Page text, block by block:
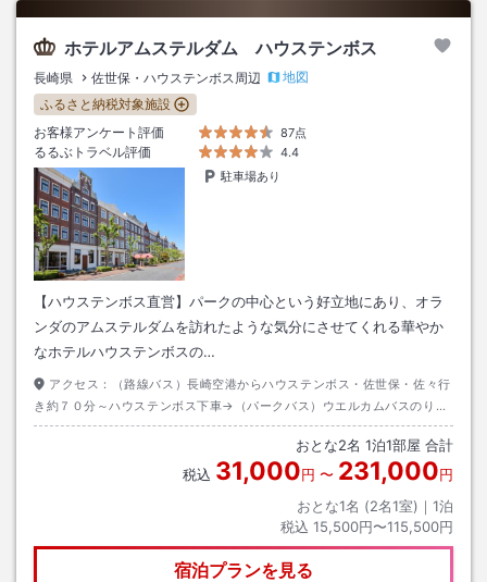
ホテルアムステルダム ハウステンボス
長崎県 佐世保・ハウステンボス周辺
地図
ふるさと納税対象施設
お客様アンケート評価
87点
るるぶトラベル評価
4.4
駐車場あり
【ハウステンボス直営】パークの中心という好立地にあり、オラ
ンダのアムステルダムを訪れたような気分にさせてくれる華やか
なホテルハウステンボスの…
アクセス：
（路線バス）長崎空港からハウステンボス・佐世保・佐々行
き約７０分～ハウステンボス下車→（パークバス）ウエルカムバスのりば
から約５分～ホテルアムステルダム下車
おとな2名 1泊1部屋 合計
税込 31,000円 〜 231,000円
おとな1名 (2名1室)｜ 1泊
税込 15,500円〜115,500円
宿泊プランを見る